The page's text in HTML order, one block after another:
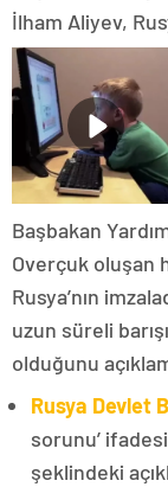
İlham Aliyev,
Başbakan
Overçuk oluşan
Rusya’nın
uzun süreli
olduğunu
Rusya Devlet
sorunu’
şeklindeki